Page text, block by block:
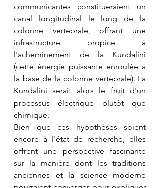
communicantes constitueraient un
canal longitudinal le long de la
colonne vertébrale, offrant une
infrastructure propice à
l'acheminement de la Kundalini
(cette énergie puissante enroulée à
la base de la colonne vertébrale). La
Kundalini serait alors le fruit d'un
processus électrique plutôt que
chimique.
Bien que ces hypothèses soient
encore à l'état de recherche, elles
offrent une perspective fascinante
sur la manière dont les traditions
anciennes et la science moderne